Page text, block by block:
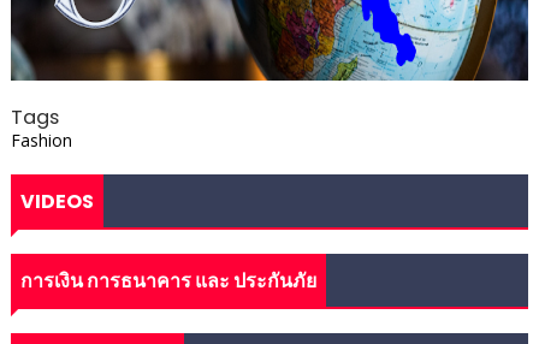
Tags
Fashion
VIDEOS
การเงิน การธนาคาร และ ประกันภัย